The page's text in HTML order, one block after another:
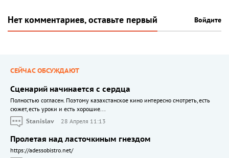
Нет комментариев, оставьте первый Войдите
СЕЙЧАС ОБСУЖДАЮТ
Сценарий начинается с сердца
Полностью согласен. Поэтому казахстанское кино интересно смотреть, есть
сюжет, есть уроки и есть хорошие...
Stanislav
28 Апреля 11:13
Пролетая над ласточкиным гнездом
https://adessobistro.net/